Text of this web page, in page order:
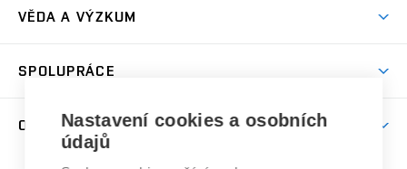
Sport na VUT
Dny otevřených dveří
Celoživotní vzdělávání
E-přihláška
Harmonogram akademického roku
Závěrečné práce
Doktorské studium
Zpracování osobních údajů studentů
Sociální bezpečí
Studium bez bariér
Podpora podnikání
VĚDA A VÝZKUM
Mezinárodní vědecká rada
Systém zajišťování kvality výzkumu
SPOLUPRÁCE
Zahraniční spolupráce
O UNIVERZITĚ
Profil univerzity
Nastavení cookies a osobních
údajů